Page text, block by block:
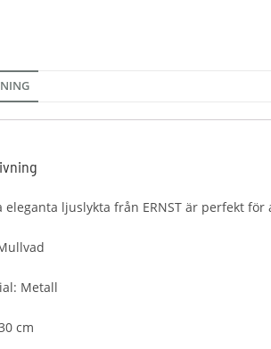
eleganta ljuslykta från ERNST är perfekt
Metall
cm